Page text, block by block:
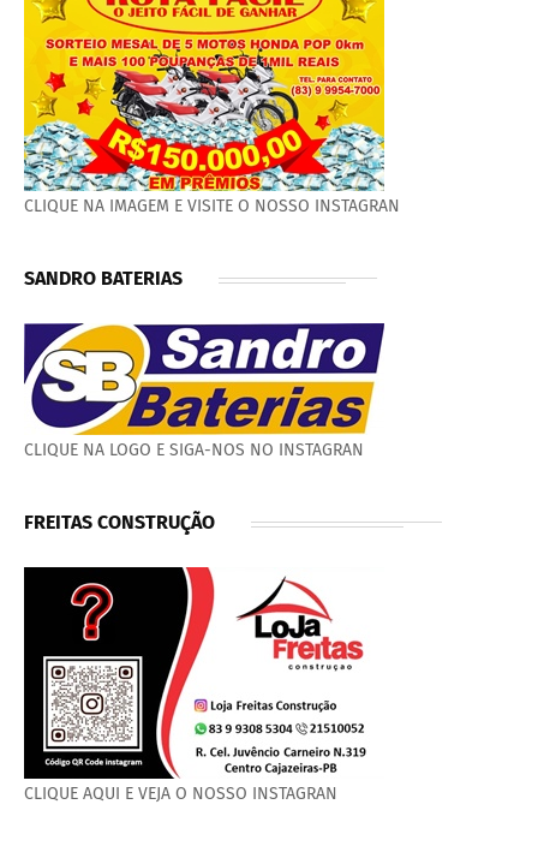
CLIQUE NA IMAGEM E VISITE O NOSSO INSTAGRAN
SANDRO BATERIAS
CLIQUE NA LOGO E SIGA-NOS NO INSTAGRAN
FREITAS CONSTRUÇÃO
CLIQUE AQUI E VEJA O NOSSO INSTAGRAN